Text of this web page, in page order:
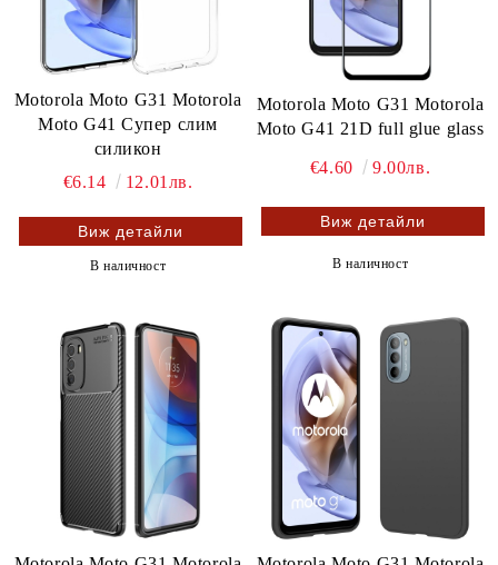
Motorola Moto G31 Motorola
Moto G41 Супер слим
силикон
€6.14
12.01лв.
Виж детайли
В наличност
Motorola Moto G31 Motorola
Moto G41 21D full glue glass
€4.60 9.00лв.
Виж детайли
В наличност